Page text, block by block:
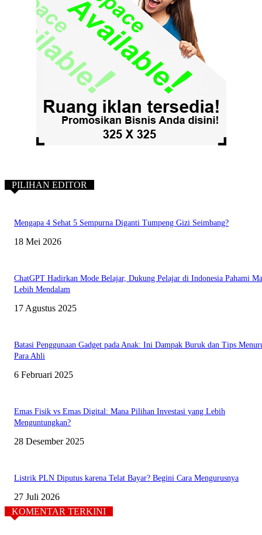
PILIHAN EDITOR
Mengapa 4 Sehat 5 Sempurna Diganti Tumpeng Gizi Seimbang?
18 Mei 2026
ChatGPT Hadirkan Mode Belajar, Dukung Pelajar di Indonesia Pahami
Lebih Mendalam
17 Agustus 2025
Batasi Penggunaan Gadget pada Anak: Ini Dampak Buruk dan Tips
Para Ahli
6 Februari 2025
Emas Fisik vs Emas Digital: Mana Pilihan Investasi yang Lebih
Menguntungkan?
28 Desember 2025
Listrik PLN Diputus karena Telat Bayar? Begini Cara Mengurusnya
27 Juli 2026
KOMENTAR TERKINI